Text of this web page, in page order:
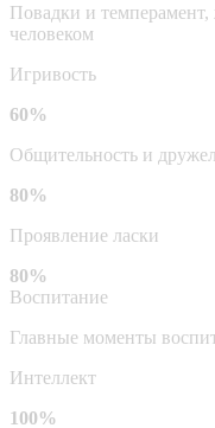
Повадки и
человеком
Игривость
60%
Общительность и
80%
Проявление ласки
80%
Воспитание
Главные моменты
Интеллект
100%